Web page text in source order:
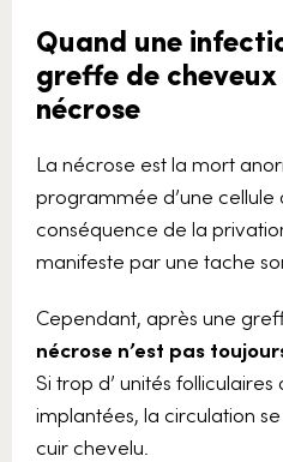
Quand une
greffe de
nécrose
La nécrose est la mort
programmée d’une cellule
conséquence de la
manifeste par une tache
Cependant, après une
nécrose n’est pas
Si trop d’ unités
implantées, la circulation
cuir chevelu.